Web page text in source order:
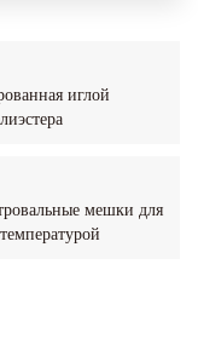
иглой
мешки для